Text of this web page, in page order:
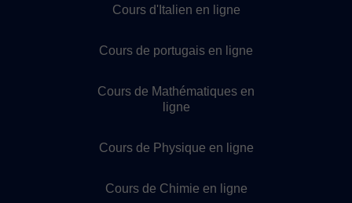
Cours d'Italien en ligne
Cours de portugais en ligne
Cours de Mathématiques en
ligne
Cours de Physique en ligne
Cours de Chimie en ligne